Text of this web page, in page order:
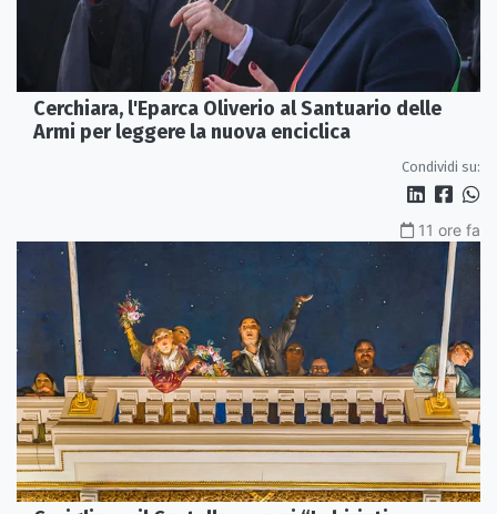
Cerchiara, l'Eparca Oliverio al Santuario delle
Armi per leggere la nuova enciclica
Condividi su:
11 ore fa